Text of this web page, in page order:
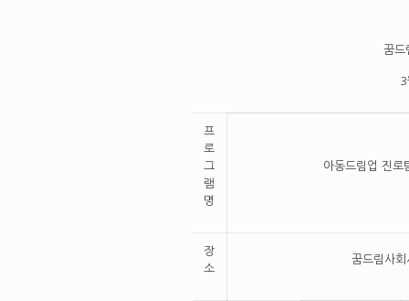
꿈드
3
프
로
그
램
명
아동드림업 진로
장
소
꿈드림사